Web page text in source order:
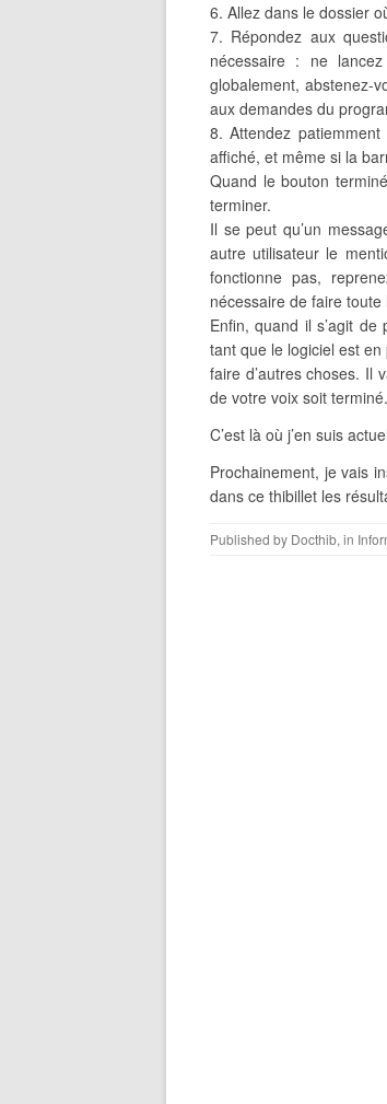
6. Allez dans le dossier
7. Répondez aux
nécessaire : ne
globalement, abstenez-
aux demandes du
8. Attendez
affiché, et même si la
Quand le bouton
terminer.
Il se peut qu’un
autre utilisateur le
fonctionne pas,
nécessaire de faire
Enfin, quand il s’agit
tant que le logiciel est en
faire d’autres choses. Il
de votre voix soit terminé.
C’est là où j’en suis
Prochainement, je vais
dans ce thibillet les
Published by Docthib, in